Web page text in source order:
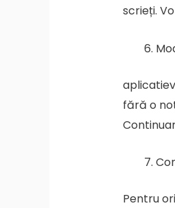
scrieți.
fără o
Pentru